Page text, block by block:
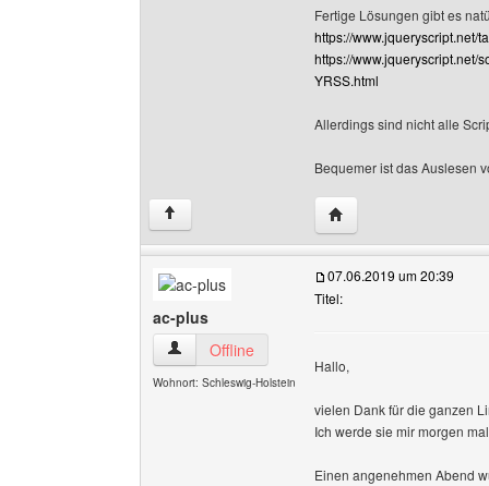
Fertige Lösungen gibt es
https://www.jqueryscript.net/
https://www.jqueryscript.net/
YRSS.html
Allerdings sind nicht alle
Bequemer ist das Auslesen
↑ Website dieses
ac-plus
ac-plus Benutzer-Profile anzeigen
Offline
Wohnort: Schleswig-Holstein
07.06.2019 um 20:39
Titel:
Hallo,
vielen Dank für die ganzen
Ich werde sie mir morgen
Einen angenehmen Abend